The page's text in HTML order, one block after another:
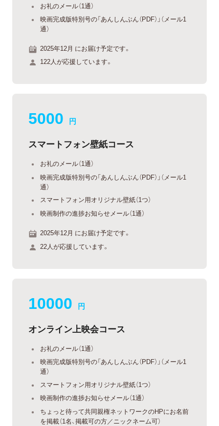
お礼のメール（1通）
映画完成版特別号の「あんしんぶん（PDF）」（メール1
通）
2025年12月 にお届け予定です。
122人が応援しています。
5000 円
スマートフォン壁紙コース
お礼のメール（1通）
映画完成版特別号の「あんしんぶん（PDF）」（メール1
通）
スマートフォン用オリジナル壁紙（1つ）
映画制作の進捗お知らせメール（1通）
2025年12月 にお届け予定です。
22人が応援しています。
10000 円
オンライン上映会コース
お礼のメール（1通）
映画完成版特別号の「あんしんぶん（PDF）」（メール1
通）
スマートフォン用オリジナル壁紙（1つ）
映画制作の進捗お知らせメール（1通）
ちょっと待って共同親権ネットワークのHPにお名前
を掲載（1名、掲載可の方／ニックネーム可）